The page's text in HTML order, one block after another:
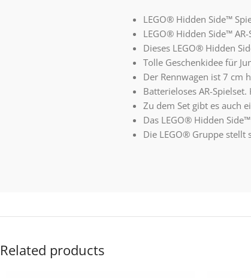
LEGO® Hidden Side™
LEGO® Hidden Side™
Dieses LEGO® Hidden
Tolle Geschenkidee für
Der Rennwagen ist 7 cm
Batterieloses AR-
Zu dem Set gibt es auch
Das LEGO® Hidden
Die LEGO® Gruppe stellt
Related products